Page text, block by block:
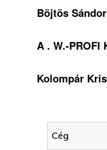
Böjtös
A . W.-PROFI
Kolompár
Cég